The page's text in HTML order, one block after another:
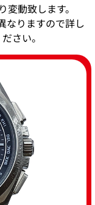
動致します。
なりますので詳し
さい。